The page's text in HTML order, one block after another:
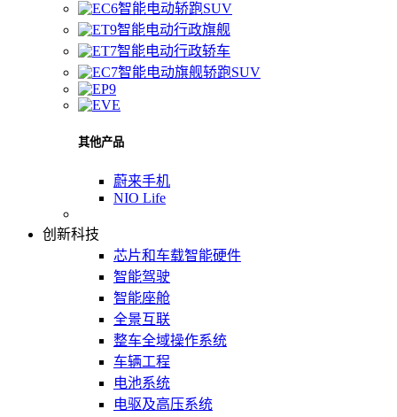
智能电动轿跑SUV
智能电动行政旗舰
智能电动行政轿车
智能电动旗舰轿跑SUV
其他产品
蔚来手机
NIO Life
创新科技
芯片和车载智能硬件
智能驾驶
智能座舱
全景互联
整车全域操作系统
车辆工程
电池系统
电驱及高压系统